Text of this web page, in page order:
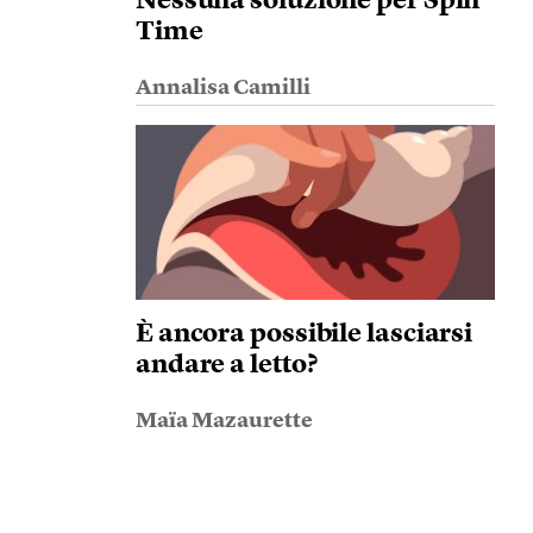
Time
Annalisa Camilli
È ancora possibile lasciarsi
andare a letto?
Maïa Mazaurette